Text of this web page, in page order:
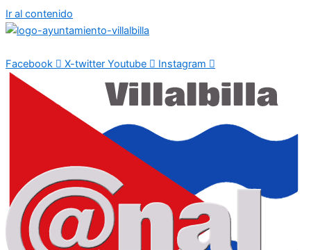
Ir al contenido
Facebook X-twitter Youtube Instagram